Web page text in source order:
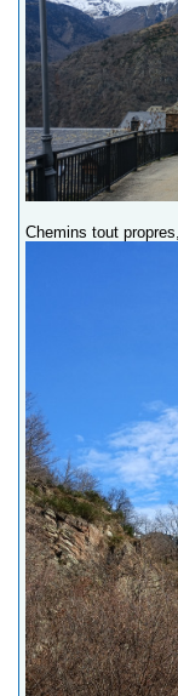
Chemins tout